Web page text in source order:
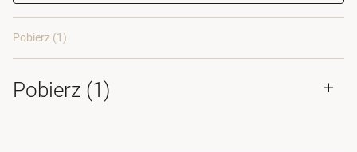
Pobierz (1)
Pobierz (1)